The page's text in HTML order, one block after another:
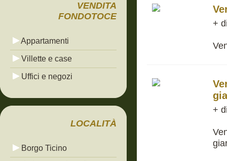
VENDITA
FONDOTOCE
Appartamenti
Villette e case
Uffici e negozi
LOCALITÀ
Borgo Ticino
+
+